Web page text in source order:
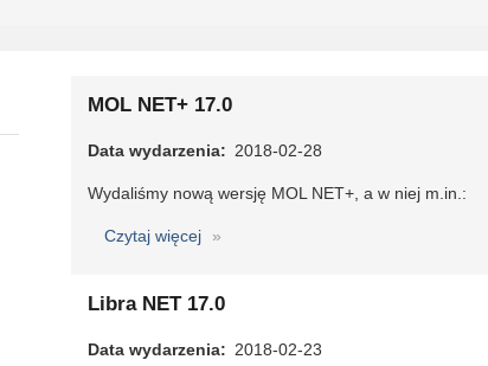
MOL NET+ 17.0
Data wydarzenia 2018-02-28
Wydaliśmy nową wersję MOL NET+, a w niej m.in.:
Czytaj więcej
o
17.0
Libra NET 17.0
Data wydarzenia 2018-02-23